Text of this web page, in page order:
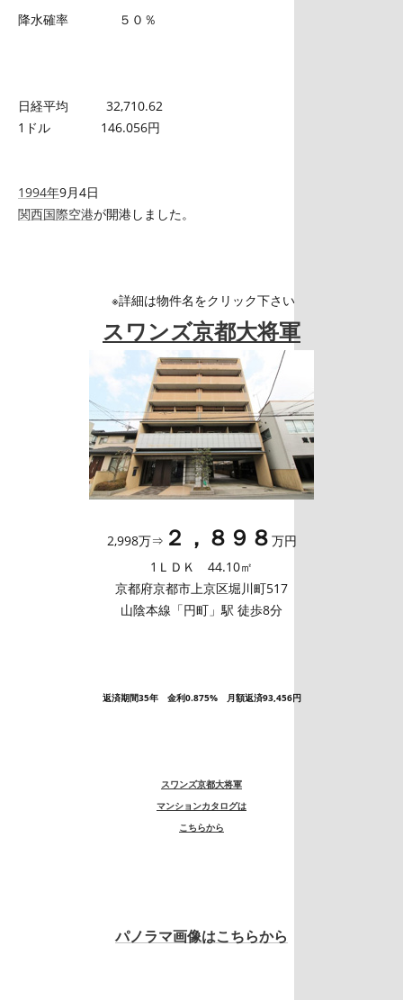
降水確率 ５０％
日経平均 32,710.62
1ドル 146.056円
1994年9月4日
関西国際空港が開港しました。
※詳細は物件名をクリック下さい
スワンズ京都大将軍
2,998万⇒ ２，８９８ 万円
1ＬＤＫ 44.10㎡
京都府京都市上京区堀川町517
山陰本線「円町」駅 徒歩8分
返済期間35年 金利0.875% 月額返済93,456円
スワンズ京都大将軍
マンションカタログは
こちらから
パノラマ画像はこちらから